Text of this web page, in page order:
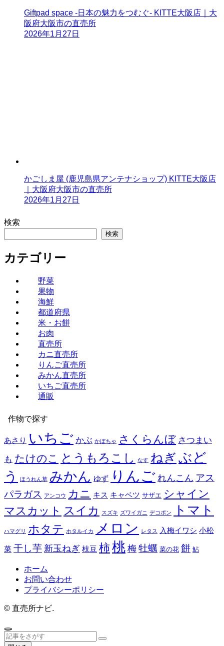
Giftpad space -日本の魅力をつむぐ- KITTE大阪店｜大
阪府大阪市の直売所
2026年1月27日
かごしま屋 (鹿児島県アンテナショップ) KITTE大阪店
｜大阪府大阪市の直売所
2026年1月27日
検索
検索
カテゴリー
野菜
果物
海鮮
都道府県
米・お餅
お肉
直売所
カニ直売所
りんご直売所
みかん直売所
いちご直売所
通販
作物で探す
あさり いちご かぶ かぼちゃ さくらんぼ さつまい
も たけのこ とうもろこし なす ねぎ ぶど
う
ほうれん草 みかん ゆず りんご れんこん アス
パラガス
アンコウ カニ キス キャベツ サザエ シャイン
マスカット スイカ スズキ ズワイガニ デコポン トマト
ハマグリ ホタテ ホタルイカ メロン レタス 入梅イワシ 小松
菜 干し芋 新玉ねぎ 枝豆 柿 桃 梅 牡蠣 菜の花 餅 鮎
ホーム
お問い合わせ
プライバシーポリシー
© 直売所ナビ.